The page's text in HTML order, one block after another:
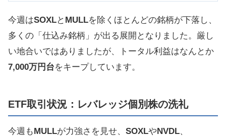
今週はSOXLと MULLを除くほとんどの銘柄が下落し、
多くの「仕込み銘柄」が出る展開となりました。厳し
い地合いではありましたが、トータル利益はなんとか
7,000万円台をキープしています。
ETF取引状況：レバレッジ個別株の洗礼
今週も MULLが力強さを見せ、 SOXLや NVDL、